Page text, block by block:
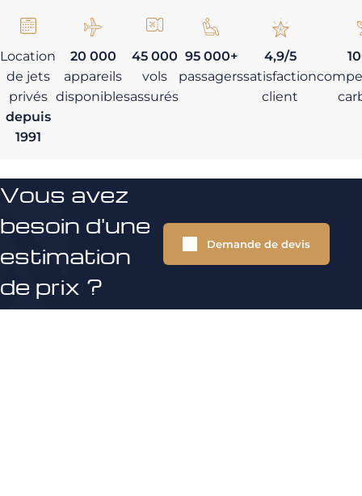
Location
de jets
privés
depuis
1991
20 000
appareils
disponibles
45 000
vols
assurés
95 000+
passagers
4,9/5
satisfaction
client
Vous avez
besoin d'une
estimation
de prix ?
Demande de devis